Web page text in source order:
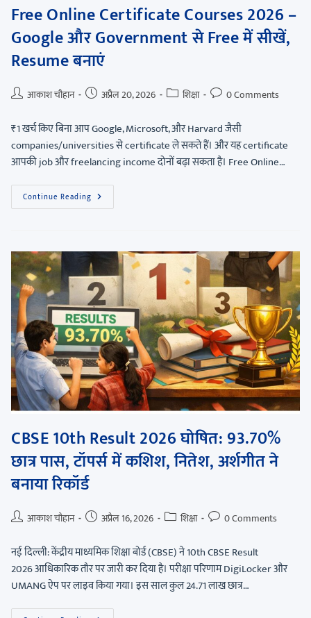
Free Online Certificate Courses 2026 –
Google और Government से Free में सीखें,
Resume बनाएं
आकाश चौहान अप्रैल 20, 2026 शिक्षा 0 Comments
₹1 खर्च किए बिना आप Google, Microsoft, और Harvard जैसी
companies/universities से certificate ले सकते हैं। और यह certificate
आपकी job और freelancing income दोनों बढ़ा सकता है। Free Online…
Continue Reading
CBSE 10th Result 2026 घोषित: 93.70%
छात्र पास, टॉपर्स में कशिश, नितेश, अर्शगीत ने
बनाया रिकॉर्ड
आकाश चौहान अप्रैल 16, 2026 शिक्षा 0 Comments
नई दिल्ली: केंद्रीय माध्यमिक शिक्षा बोर्ड (CBSE) ने 10th CBSE Result
2026 आधिकारिक तौर पर जारी कर दिया है। परीक्षा परिणाम DigiLocker और
UMANG ऐप पर लाइव किया गया। इस साल कुल 24.71 लाख छात्र…